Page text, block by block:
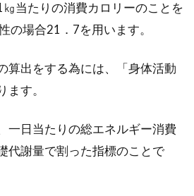
エットでリバウンドしない！七
ダイエットのまとめ！
イエットについて、誰もが一度は考えてみた
...
当たりの消費カロリーのことを
の場合21．7を用います。
算出をする為には、「身体活動
す。
一日当たりの総エネルギー消費
代謝量で割った指標のことで